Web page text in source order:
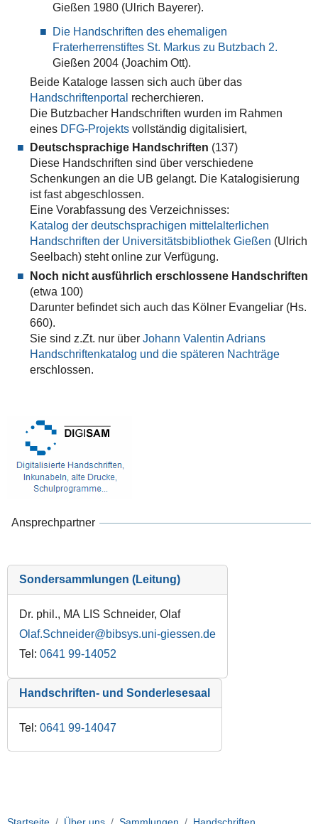
Gießen 1980 (Ulrich Bayerer).
Die Handschriften des ehemaligen
Fraterherrenstiftes St. Markus zu Butzbach 2.
Gießen 2004 (Joachim Ott).
Beide Kataloge lassen sich auch über das
Handschriftenportal recherchieren.
Die Butzbacher Handschriften wurden im Rahmen
eines DFG-Projektsvollständig digitalisiert,
Deutschsprachige Handschriften (137)
Diese Handschriften sind über verschiedene
Schenkungen an die UB gelangt. Die Katalogisierung
ist fast abgeschlossen.
Eine Vorabfassung des Verzeichnisses:
Katalog der deutschsprachigen mittelalterlichen
Handschriften der Universitätsbibliothek Gießen (Ulrich
Seelbach) steht online zur Verfügung.
Noch nicht ausführlich erschlossene Handschriften
(etwa 100)
Darunter befindet sich auch das Kölner Evangeliar (Hs.
660).
Sie sind z.Zt. nur über Johann Valentin Adrians
Handschriftenkatalog und die späteren Nachträge
erschlossen.
Ansprechpartner
Sondersammlungen (Leitung)
Dr. phil., MA LIS Schneider, Olaf
Olaf.Schneider
Tel: 0641 99-14052
Handschriften- und Sonderlesesaal
Tel: 0641 99-14047